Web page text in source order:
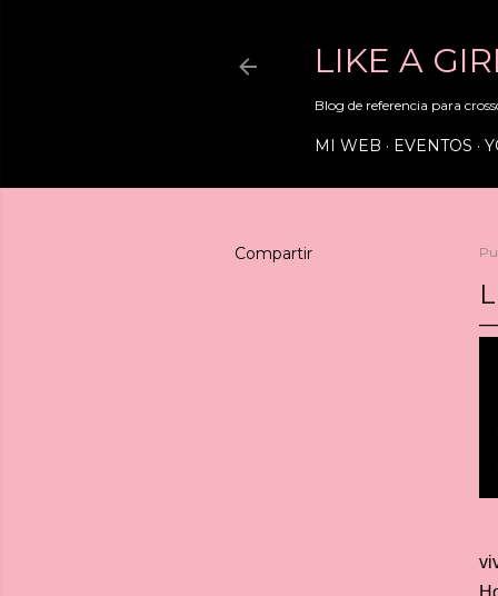
LIKE A
Blog de referencia para
MI WEB EVENTOS
Compartir